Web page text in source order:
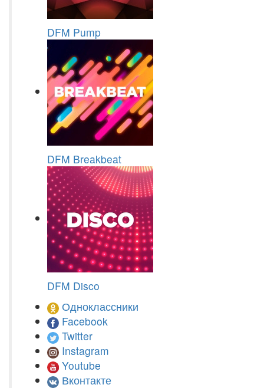
DFM Pump
DFM Breakbeat
DFM Disco
Одноклассники
Facebook
Twitter
Instagram
Youtube
Вконтакте